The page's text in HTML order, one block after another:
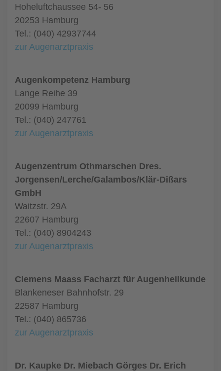
Hoheluftchaussee 54- 56
20253 Hamburg
Tel.: (040) 42937744
zur Augenarztpraxis
Augenkompetenz Hamburg
Lange Reihe 39
20099 Hamburg
Tel.: (040) 247761
zur Augenarztpraxis
Augenzentrum Othmarschen Dres.
Jorgensen/Lerche/Galambos/Klär-Dißars
GmbH
Waitzstr. 29A
22607 Hamburg
Tel.: (040) 8904243
zur Augenarztpraxis
Clemens Maass Facharzt für Augenheilkunde
Blankeneser Bahnhofstr. 29
22587 Hamburg
Tel.: (040) 865736
zur Augenarztpraxis
Dr. Kaupke Dr. Miebach Görges Dr. Erich